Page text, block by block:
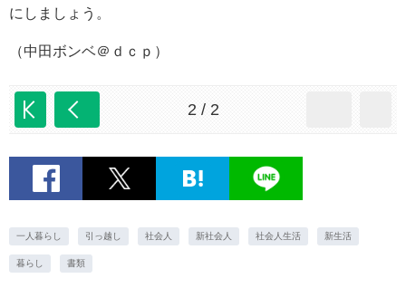
にしましょう。
（中田ボンベ＠ｄｃｐ）
2 / 2
一人暮らし 引っ越し 社会人 新社会人 社会人生活 新生活
暮らし 書類